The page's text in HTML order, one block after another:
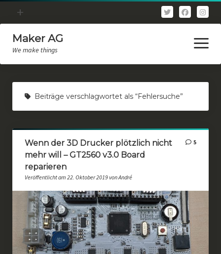
Menü
öffnen
+
Allgemein
LoRaWAN
Physik
Programmierung
Maker AG
We make things
Menü
öffnen
_makerHOME
_überUNS
_kontakt
_datenschutzerklärung+
_impressum
Beiträge verschlagwortet als “Fehlersuche”
Wenn der 3D Drucker plötzlich nicht
mehr will – GT2560 v3.0 Board
reparieren
Veröffentlicht am 22. Oktober 2019 von André
5